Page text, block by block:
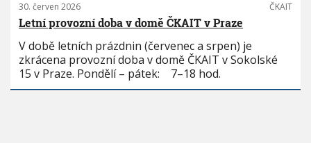
30. červen 2026 ČKAIT
Letní provozní doba v domě ČKAIT v Praze
V době letních prázdnin (červenec a srpen) je
zkrácena provozní doba v domě ČKAIT v Sokolské
15 v Praze. Pondělí – pátek: 7–18 hod.